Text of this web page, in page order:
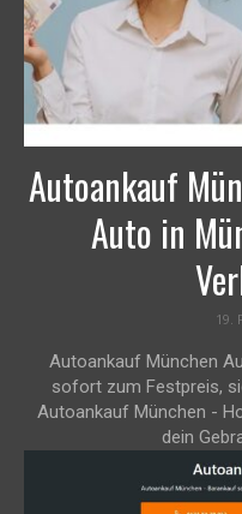
Autoankauf
Auto in
19.
Autoankauf München
sofort zum Festpreis,
Autoankauf München -
dein